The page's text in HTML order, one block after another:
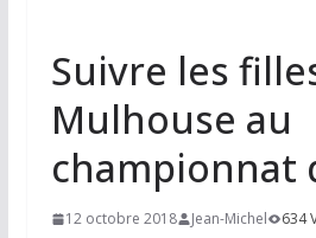
Suivre les
Mulhouse au
championnat
12 octobre 2018 Jean-Michel 634